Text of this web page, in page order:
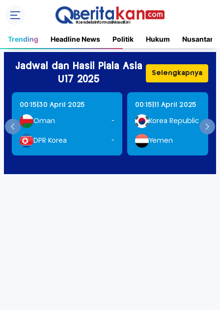
Trending Headline News Politik Hukum Nusantara
Jadwal dan Hasil Piala Asia
U17 2025
Selengkapnya
00:15 30 April 2025
Oman -
DPR Korea -
00:15 11 April 2025
Korea Republic
Yemen